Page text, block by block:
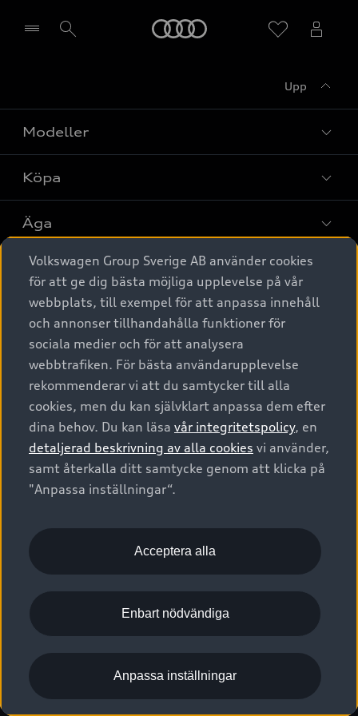
Upp
Modeller
Alla modeller
Elbilar
A6 modellerna
SUV
Avant
Audi Sport
Köpa
Privaterbjudanden
Privatleasing
Nya bilar i lager
Begagnade bilar i lager
Audi approved :plus - så gott som nya
Finansiering
Audi exclusive
Provkörning
Äga
Service & tillbehör
Audi digital services
Originaltillbehör - köp online
Garantier
Försäkring
Digitala manualer för din Audi
Audi Collection – livsstilsartiklar
Vanliga frågor
2G/3G nätet stängs ned - Hur påverkas min bil av detta?
Tjänstebil
Tjänstebil
Business lease online
Företagsleasing
Om Audi Sverige
Kontakta oss
Audi Återförsäljare/-serviceverkstad
myAudi
Pressmeddelanden
Nyhetsbrev
Vårt hållbarhetsarbete
Lediga tjänster huvudkontor
Lediga tjänster hos Audi Återförsäljare
Kommentar till mediauppgifter om dataläcka
© 2026 AUDI SVERIGE. All Rights Reserved.
Utgivare Juridiskt
Juridiskt Audi AG
Juridiskt Audi Digital Giveaway
Anpassa inställningar för cookies
Visselblåsarkanaler
Volkswagen Group Sverige AB använder cookies
för att ge dig bästa möjliga upplevelse på vår
webbplats, till exempel för att anpassa innehåll
och annonser tillhandahålla funktioner för
sociala medier och för att analysera
webbtrafiken. För bästa användarupplevelse
rekommenderar vi att du samtycker till alla
cookies, men du kan självklart anpassa dem efter
dina behov. Du kan läsa vår integritetspolicy, en
detaljerad beskrivning av alla cookies vi använder,
samt återkalla ditt samtycke genom att klicka på
"Anpassa inställningar“.
Acceptera alla
Enbart nödvändiga
Anpassa inställningar